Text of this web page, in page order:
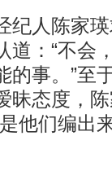
人陈家瑛
道：“不会
的事。”至
昧态度，
他们编出